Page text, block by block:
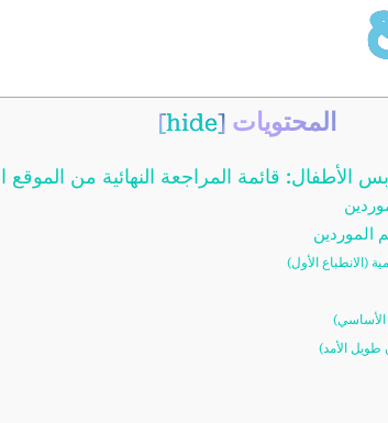
المحتويات [
hide
]
الأطفال: قائمة المراجعة النهائية من الموقع
الموردين
(الانطباع الأول)
الأساسي)
طويل الأمد)